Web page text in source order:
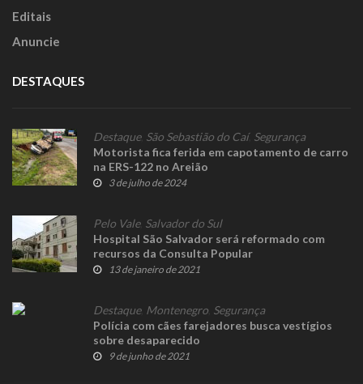
Editais
Anuncie
DESTAQUES
Destaque, São Sebastião do Caí, Segurança
Motorista fica ferida em capotamento de carro
na ERS-122 no Areião
3 de julho de 2024
Pelo Vale, Salvador do Sul
Hospital São Salvador será reformado com
recursos da Consulta Popular
13 de janeiro de 2021
Destaque, Montenegro Segurança
Polícia com cães farejadores busca vestígios
sobre desaparecido
9 de junho de 2021